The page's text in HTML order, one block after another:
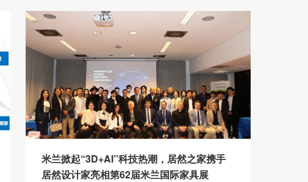
米兰掀起“3D+AI”科技热潮，居然之家携手
居然设计家亮相第62届米兰国际家具展